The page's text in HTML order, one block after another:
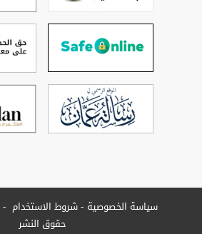
سياسة الخصوصية شروط الاستخدام
حقوق النشر